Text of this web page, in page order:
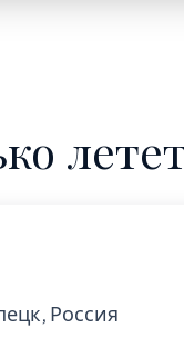
Россия